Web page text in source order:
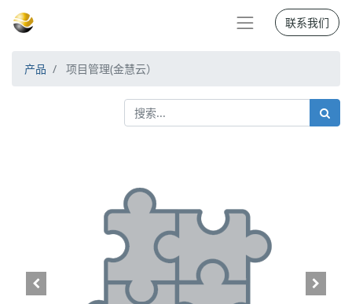
联系我们
产品 项目管理(金慧云）